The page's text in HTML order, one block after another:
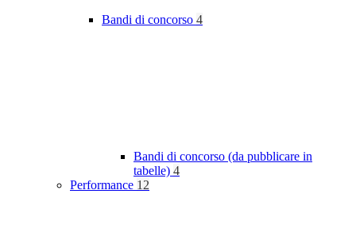
Bandi di concorso 4
Bandi di concorso (da pubblicare in
tabelle) 4
Performance 12